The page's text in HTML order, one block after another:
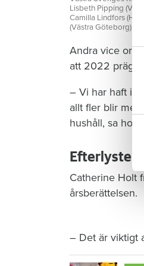
Lisbeth Pipping
Camilla Lindfors
(Västra Göteborg),
Andra vice
att 2022
– Vi har haft
allt fler blir
hushåll, sa hon
Efterlyste
Catherine Holt
årsberättelsen.
– Det är viktigt